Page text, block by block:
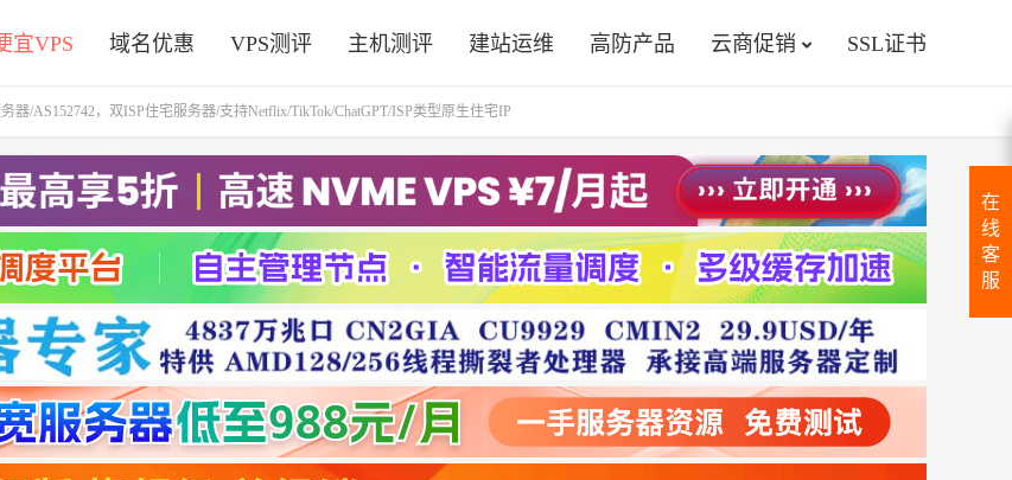
宜VPS 域名优惠 VPS测评 主机测评 建站运维 高防产品 云商促销 SSL证书
器/AS152742，双ISP住宅服务器/支持Netflix/TikTok/ChatGPT/ISP类型原生住宅IP
在
线
客
服